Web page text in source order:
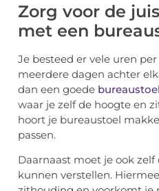
Zorg voor de
met een
Je besteed er vele uren
meerdere dagen achter
dan een goede bureaustoel
waar je zelf de hoogte en
hoort je bureaustoel
passen.
Daarnaast moet je ook
kunnen verstellen.